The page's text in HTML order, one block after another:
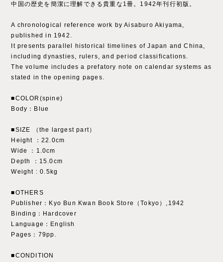
中国の歴史を簡潔に理解できる貴重な1冊。1942年刊行初版。
A chronological reference work by Aisaburo Akiyama,
published in 1942.
It presents parallel historical timelines of Japan and China,
including dynasties, rulers, and period classifications.
The volume includes a prefatory note on calendar systems as
stated in the opening pages.
■COLOR(spine)
Body：Blue
■SIZE （the largest part）
Height ：22.0cm
Wide ：1.0cm
Depth ：15.0cm
Weight : 0.5kg
■OTHERS
Publisher：Kyo Bun Kwan Book Store（Tokyo）,1942
Binding：Hardcover
Language：English
Pages：79pp.
■CONDITION